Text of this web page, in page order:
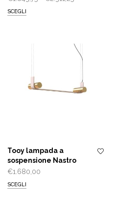
a
€2.311,25
SCEGLI
Tooy lampada a
sospensione Nastro
€1.680,00
SCEGLI